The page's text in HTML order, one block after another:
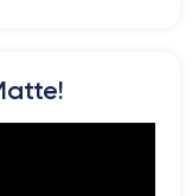
är
ut av ditt innehåll